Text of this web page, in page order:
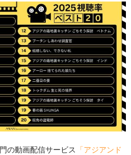
の動画配信サービス
「アジアンド